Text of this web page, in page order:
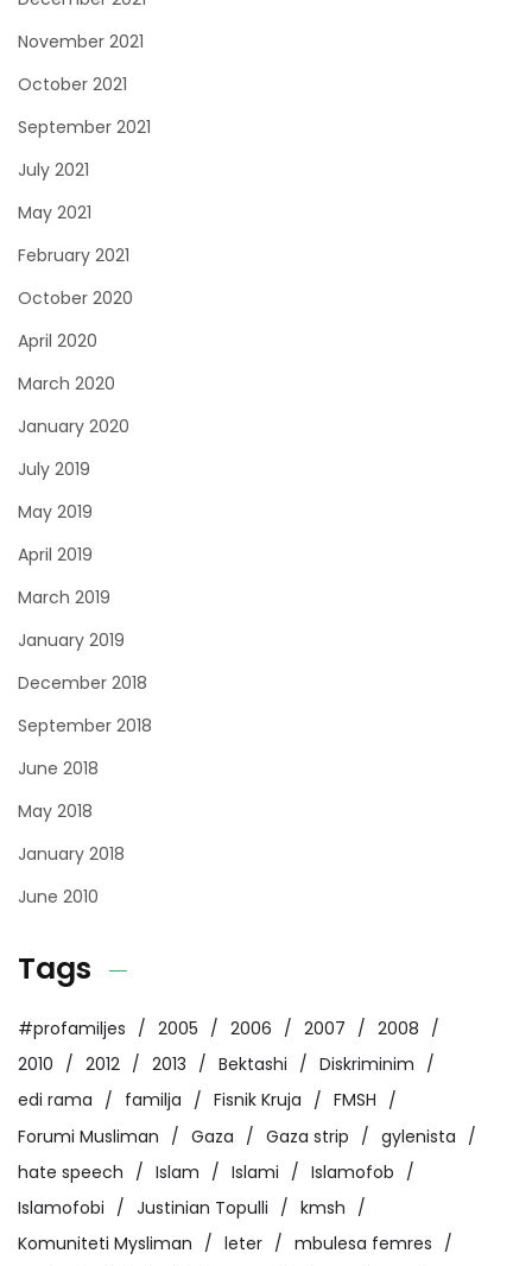
November 2021
October 2021
September 2021
July 2021
May 2021
February 2021
October 2020
April 2020
March 2020
January 2020
July 2019
May 2019
April 2019
March 2019
January 2019
December 2018
September 2018
June 2018
May 2018
January 2018
June 2010
Tags
#profamiljes 2005 2006 2007
2008
2010
2012 2013 Bektashi
Diskriminim
edi rama
familja Fisnik Kruja
FMSH
Forumi Musliman
Gaza Gaza strip
gylenista
hate speech
Islam Islami
Islamofob
Islamofobi
Justinian Topulli
kmsh
Komuniteti Mysliman
leter
mbulesa femres